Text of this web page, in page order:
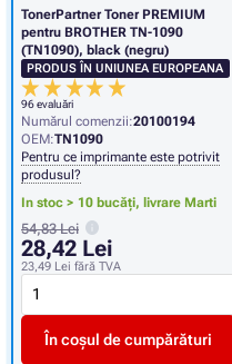
TonerPartner Toner PREMIUM
pentru BROTHER TN-1090
(TN1090), black (negru)
PRODUS ÎN UNIUNEA EUROPEANA
96 evaluări
Numărul comenzii:20100194
OEM:TN1090
Pentru ce imprimante este potrivit
produsul?
In stoc > 10 bucăți, livrare Marti
54,83 Lei
28,42 Lei
23,49 Lei fără TVA
În coșul de cumpărături